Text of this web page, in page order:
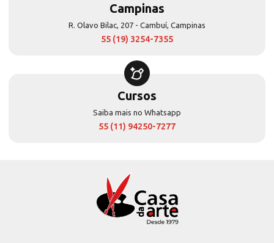
Campinas
R. Olavo Bilac, 207 - Cambuí, Campinas
55 (19) 3254-7355
Cursos
Saiba mais no Whatsapp
55 (11) 94250-7277